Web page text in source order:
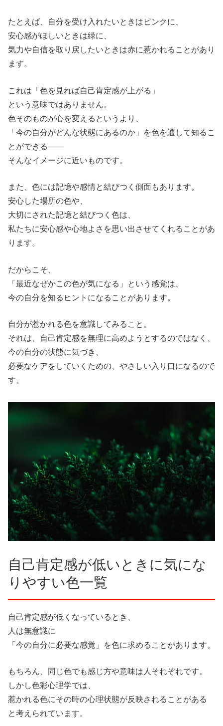
たとえば、自分を受け入れたいときはピンクに、
安心感がほしいときは緑に、
気力や自信を取り戻したいときは赤に惹かれることがあり
ます。
これは「色を見れば自己肯定感が上がる」
という意味ではありません。
色そのものが心を変えるというより、
「今の自分がどんな状態にあるのか」を色を通して知るこ
とができる——
そんなイメージに近いものです。
また、色には記憶や感情と結びつく側面もあります。
安心した場所の色や、
大切にされた記憶と結びつく色は、
私たちに安心感や心地よさを思い出させてくれることがあ
ります。
だからこそ、
「最近なぜかこの色が気になる」という感覚は、
今の自分を知るヒントになることがあります。
自分が惹かれる色を意識してみること。
それは、自己肯定感を無理に高めようとするのではなく、
今の自分の状態に気づき、
必要なケアをしていくための、やさしい入り口になるので
す。
自己肯定感が低いときに気にな
りやすい色一覧
自己肯定感が低くなっているとき、
人は無意識に
「今の自分に必要な感覚」を色に求めることがあります。
もちろん、同じ色でも感じ方や意味は人それぞれです。
しかし色彩心理学では、
惹かれる色にその時の心理状態が反映されることがある
と考えられています。